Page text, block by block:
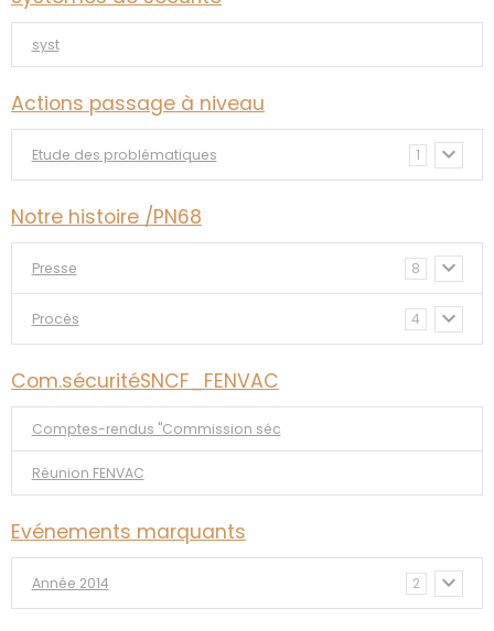
syst
Actions passage à niveau
Etude des problématiques 1
Notre histoire /PN68
Presse 8
Procès 4
Com.sécuritéSNCF_FENVAC
Comptes-rendus "Commission séc
Réunion FENVAC
Evénements marquants
Année 2014 2